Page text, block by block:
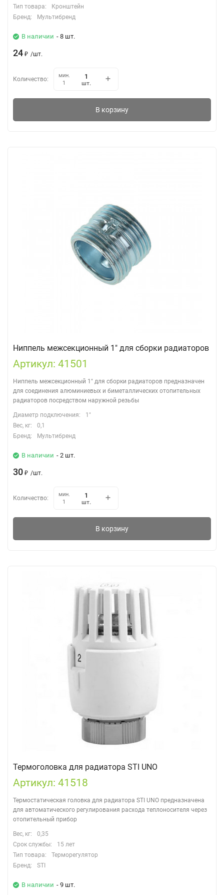
Тип товара:
Кронштейн
Бренд:
Мультибренд
В наличии - 8 шт.
24 ₽ /шт.
Количество:
мин.
1
шт.
В корзину
Ниппель межсекционный 1" для сборки радиаторов
Артикул: 41501
Ниппель межсекционный 1" для сборки радиаторов предназначен
для соединения алюминиевых и биметаллических отопительных
радиаторов посредством наружной резьбы
Диаметр подключения:
1"
Вес, кг:
0,1
Бренд:
Мультибренд
В наличии - 2 шт.
30 ₽ /шт.
Количество:
мин.
1
шт.
В корзину
Термоголовка для радиатора STI UNO
Артикул: 41518
Термостатическая головка для радиатора STI UNO предназначена
для автоматического регулирования расхода теплоносителя через
отопительный прибор
Вес, кг:
0,35
Срок службы:
15 лет
Тип товара:
Терморегулятор
Бренд:
STI
В наличии - 9 шт.